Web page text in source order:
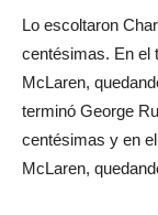
Lo escoltaron
centésimas. En el
McLaren,
terminó George
centésimas y en
McLaren,